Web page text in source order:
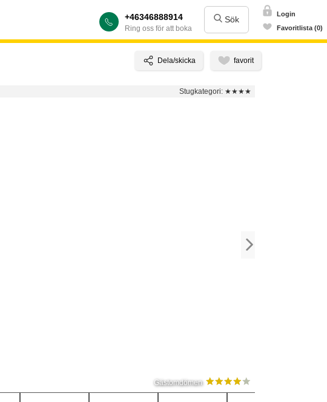
+46346888914
Ring oss för att boka
Sök
Login
Favoritlista (0)
Stugkategori: ★★★★
Gästomdömen